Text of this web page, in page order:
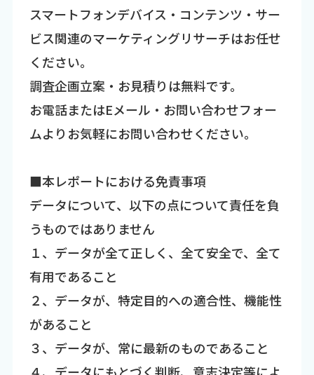
スマートフォンデバイス・コンテンツ・サー
ビス関連のマーケティングリサーチはお任せ
ください。
調査企画立案・お見積りは無料です。
お電話またはEメール・お問い合わせフォー
ムよりお気軽にお問い合わせください。
■本レポートにおける免責事項
データについて、以下の点について責任を負
うものではありません
１、データが全て正しく、全て安全で、全て
有用であること
２、データが、特定目的への適合性、機能性
があること
３、データが、常に最新のものであること
４、データにもとづく判断、意志決定等によ